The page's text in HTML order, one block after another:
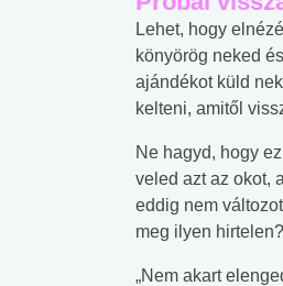
Lehet, hogy
könyörög neked
ajándékot küld
kelteni, amitől
Ne hagyd, hogy
veled azt az okot,
eddig nem
meg ilyen
„Nem akart